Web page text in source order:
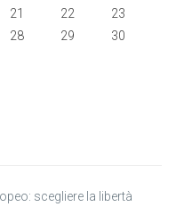
21 22
23
28 29
30
scegliere la libertà